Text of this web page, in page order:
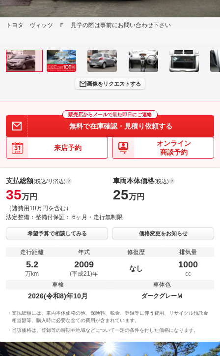
トヨタ ヴィッツ Ｆ 見学の際は事前にお問い合わせ下さい
画像をリクエストする
販売店からメールで最短即日 にご連絡
無料で在庫確認・見積り依頼する
来店予約
オンライン
商談予約
支払総額(税込/リ済込)
35万円
（諸費用10万円を含む）
車両本体価格(税込)
25万円
法定整備： 整備付保証： 6ヶ月・走行無制限
希望予算で相談してみる 価格変更をお知らせ
走行距離
5.2
万km
年式
2009
(平成21)年
修復歴
なし
排気量
1000
cc
車検
2026(令和8)年10月
車体色
ダークグレーＭ
支払総額には、車両本体価格の他、保険料、税金、登録等に伴う費用、リサイクル預託金
相当額等、購入時に必要な全ての費用が含まれています。
当該価格は、登録等の時期や地域などについて一定の条件を付した価格になります。